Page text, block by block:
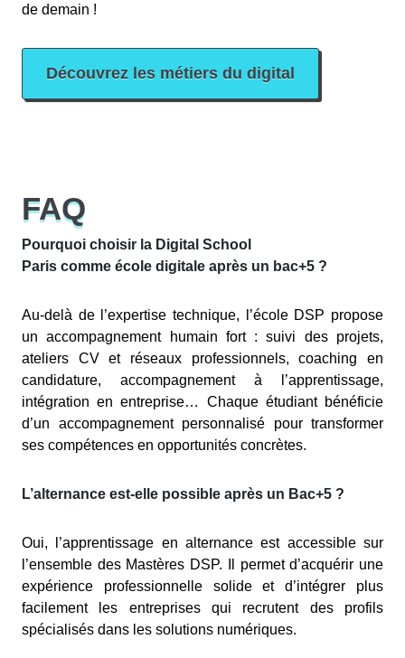
de demain !
Découvrez les métiers du digital
FAQ
Pourquoi choisir la Digital School
Paris comme école digitale après un bac+5 ?
Au-delà de l’expertise technique, l’école DSP propose
un accompagnement humain fort : suivi des projets,
ateliers CV et réseaux professionnels, coaching en
candidature, accompagnement à l’apprentissage,
intégration en entreprise… Chaque étudiant bénéficie
d’un accompagnement personnalisé pour transformer
ses compétences en opportunités concrètes.
L’alternance est-elle possible après un Bac+5 ?
Oui, l’apprentissage en alternance est accessible sur
l’ensemble des Mastères DSP. Il permet d’acquérir une
expérience professionnelle solide et d’intégrer plus
facilement les entreprises qui recrutent des profils
spécialisés dans les solutions numériques.